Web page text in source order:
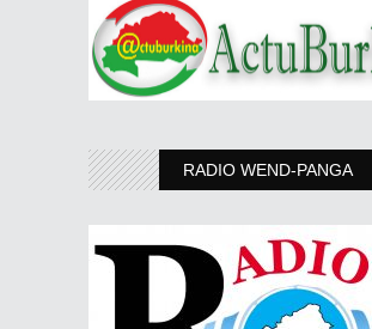
RADIO WEND-PANGA